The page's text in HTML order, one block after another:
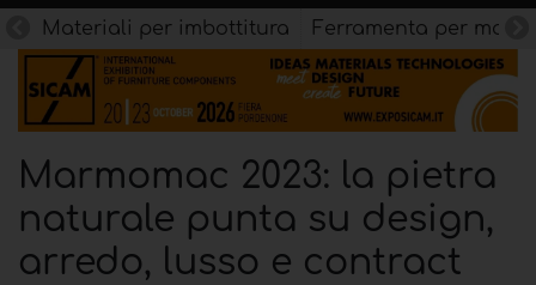
Materiali per imbottitura Ferramenta per mobili
Marmomac 2023: la pietra
naturale punta su design,
arredo, lusso e contract